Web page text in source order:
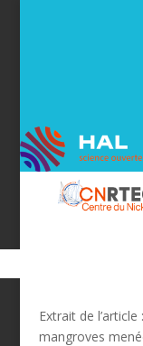
Extrait de
mangroves